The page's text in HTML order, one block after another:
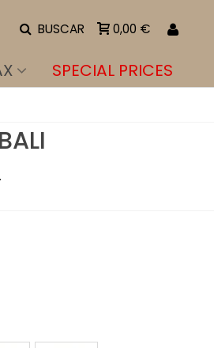
BUSCAR 0,00 €
SPECIAL PRICES